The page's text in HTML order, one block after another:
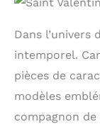
Dans
intemporel.
pièces de
modèles
compagnon